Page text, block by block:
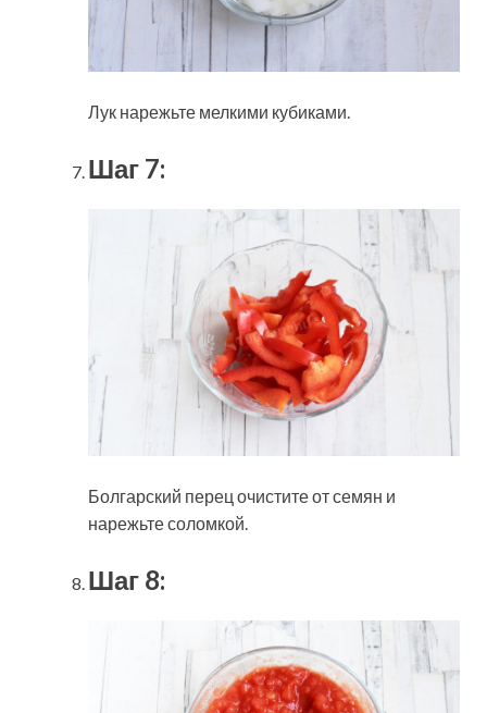
Лук нарежьте мелкими кубиками.
Шаг 7:
Болгарский перец очистите от семян и
нарежьте соломкой.
Шаг 8: